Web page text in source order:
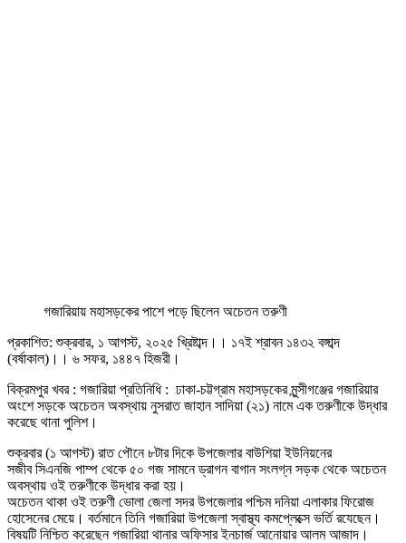
গজারিয়ায় মহাসড়কের পাশে পড়ে ছিলেন অচেতন তরুণী
প্রকাশিত: শুক্রবার, ১ আগস্ট, ২০২৫ খ্রিষ্টাব্দ।। ১৭ই শ্রাবন ১৪৩২ বঙ্গাব্দ
(বর্ষাকাল)।। ৬ সফর, ১৪৪৭ হিজরী।
বিক্রমপুর খবর : গজারিয়া প্রতিনিধি : ঢাকা-চট্টগ্রাম মহাসড়কের মুন্সীগঞ্জের গজারিয়ার
অংশে সড়কে অচেতন অবস্থায় নুসরাত জাহান সাদিয়া (২১) নামে এক তরুণীকে উদ্ধার
করেছে থানা পুলিশ।
শুক্রবার (১ আগস্ট) রাত পৌনে ৮টার দিকে উপজেলার বাউশিয়া ইউনিয়নের
সজীব সিএনজি পাম্প থেকে ৫০ গজ সামনে ড্রাগন বাগান সংলগ্ন সড়ক থেকে অচেতন
অবস্থায় ওই তরুণীকে উদ্ধার করা হয়।
অচেতন থাকা ওই তরুণী ভোলা জেলা সদর উপজেলার পশ্চিম দনিয়া এলাকার ফিরোজ
হোসেনের মেয়ে। বর্তমানে তিনি গজারিয়া উপজেলা স্বাস্থ্য কমপ্লেক্সে ভর্তি রযেছেন।
বিষয়টি নিশ্চিত করেছেন গজারিয়া থানার অফিসার ইনচার্জ আনোয়ার আলম আজাদ।